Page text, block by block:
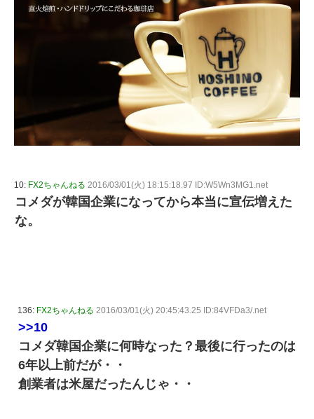
10: FX2ちゃんねる 2016/03/01(火) 18:15:18.97 ID:W5Wn3MG1.net
コメダが韓国企業になってから本当に宣伝増えた
な。
136: FX2ちゃんねる 2016/03/01(火) 20:45:43.25 ID:84VFDa3/.net
>>10
コメダ韓国企業に何時なった？最後に行ったのは
6年以上前だが・・
創業者は米屋だったんじゃ・・